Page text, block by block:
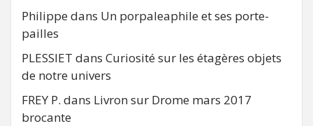
Philippe dans Un porpaleaphile et ses porte-
pailles
PLESSIET dans Curiosité sur les étagères objets
de notre univers
FREY P. dans Livron sur Drome mars 2017
brocante